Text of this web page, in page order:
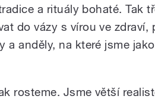
a rituály bohaté. Tak
do vázy s vírou ve zdraví,
a anděly, na které jsme
rosteme. Jsme větší